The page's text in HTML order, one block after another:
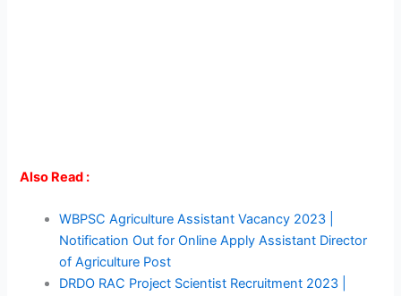
Also Read :
WBPSC Agriculture Assistant Vacancy 2023 |
Notification Out for Online Apply Assistant Director
of Agriculture Post
DRDO RAC Project Scientist Recruitment 2023 |